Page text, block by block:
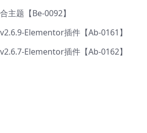
主题【Be-0092】
Elementor插件【Ab-0161】
Elementor插件【Ab-0162】